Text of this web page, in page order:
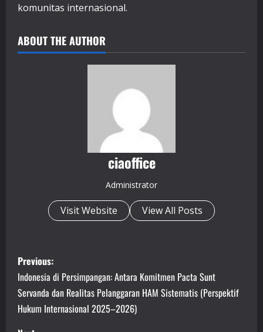
komunitas internasional.
ABOUT THE AUTHOR
ciaoffice
Administrator
Visit Website View All Posts
P
o
s
Previous:
Indonesia di Persimpangan: Antara Komitmen Pacta Sunt
Servanda dan Realitas Pelanggaran HAM Sistematis (Perspektif
Hukum Internasional 2025–2026)